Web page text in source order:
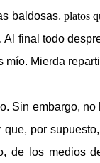
baldosas, platos
Al final todo
mío. Mierda
Sin embargo,
por
de los medios